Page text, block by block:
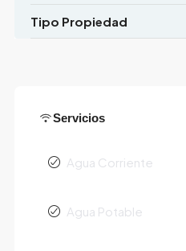
Tipo Propiedad
Servicios
Agua Corriente
Agua Potable